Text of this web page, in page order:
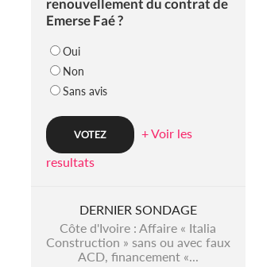
renouvellement du contrat de
Emerse Faé ?
Oui
Non
Sans avis
+ Voir les
resultats
DERNIER SONDAGE
Côte d'Ivoire : Affaire « Italia
Construction » sans ou avec faux
ACD, financement «...